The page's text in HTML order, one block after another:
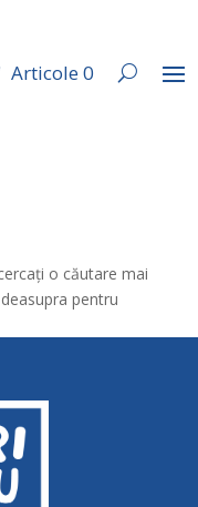
Articole 0
o căutare mai
pentru